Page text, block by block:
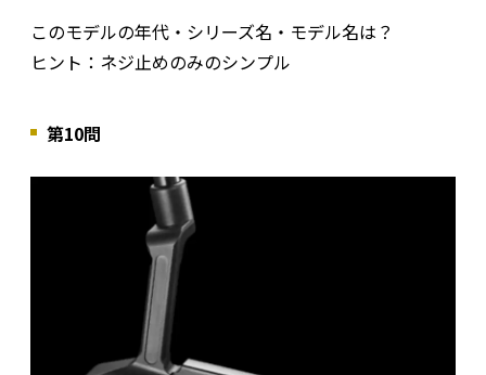
このモデルの年代・シリーズ名・モデル名は？
ヒント：ネジ止めのみのシンプル
第10問